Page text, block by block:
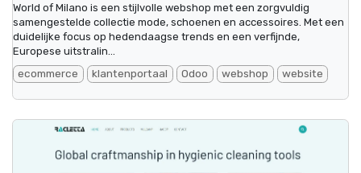
World of Milano is een stijlvolle webshop met een zorgvuldig
samengestelde collectie mode, schoenen en accessoires. Met een
duidelijke focus op hedendaagse trends en een verfijnde,
Europese uitstralin...
ecommerce klantenportaal Odoo webshop website